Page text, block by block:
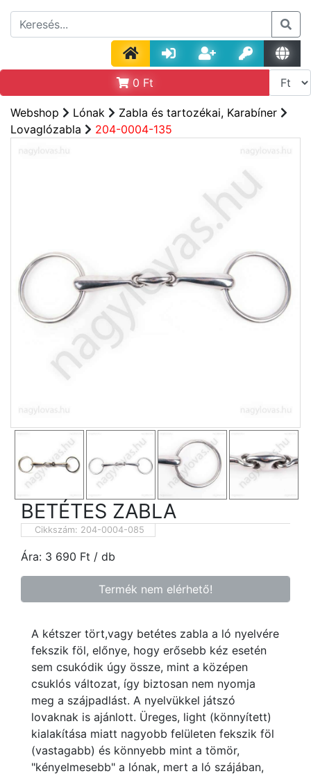
0 Ft
Webshop Lónak
Zabla és tartozékai, Karabíner
Lovaglózabla
204-0004-135
BETÉTES ZABLA
Cikkszám: 204-0004-085
Ára: 3 690 Ft / db
Termék nem elérhető!
A kétszer tört,vagy betétes zabla a ló nyelvére
fekszik föl, előnye, hogy erősebb kéz esetén
sem csukódik úgy össze, mint a középen
csuklós változat, így biztosan nem nyomja
meg a szájpadlást. A nyelvükkel játszó
lovaknak is ajánlott. Üreges, light (könnyített)
kialakítása miatt nagyobb felületen fekszik föl
(vastagabb) és könnyebb mint a tömör,
"kényelmesebb" a lónak, mert a ló szájában,